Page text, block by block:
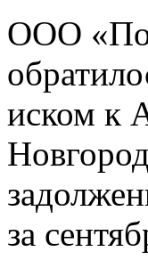
ООО
иском к
за